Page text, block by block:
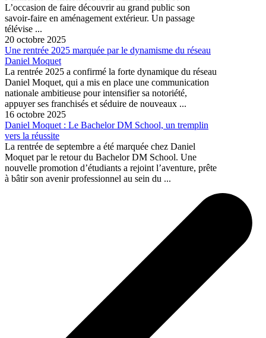
L’occasion de faire découvrir au grand public son
savoir-faire en aménagement extérieur. Un passage
télévise ...
20 octobre 2025
Une rentrée 2025 marquée par le dynamisme du réseau
Daniel Moquet
La rentrée 2025 a confirmé la forte dynamique du réseau
Daniel Moquet, qui a mis en place une communication
nationale ambitieuse pour intensifier sa notoriété,
appuyer ses franchisés et séduire de nouveaux ...
16 octobre 2025
Daniel Moquet : Le Bachelor DM School, un tremplin
vers la réussite
La rentrée de septembre a été marquée chez Daniel
Moquet par le retour du Bachelor DM School. Une
nouvelle promotion d’étudiants a rejoint l’aventure, prête
à bâtir son avenir professionnel au sein du ...